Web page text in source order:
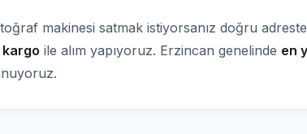
makinesi satmak istiyorsanız doğru
ile alım yapıyoruz. Erzincan genelinde en